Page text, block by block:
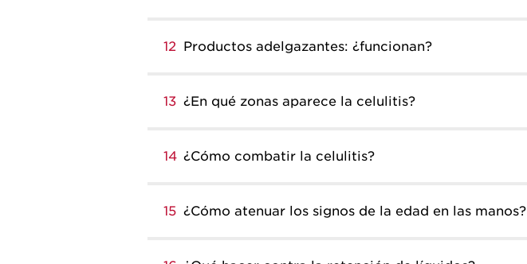
12 Productos adelgazantes: ¿funcionan?
13 ¿En qué zonas aparece la celulitis?
14 ¿Cómo combatir la celulitis?
15 ¿Cómo atenuar los signos de la edad en las manos?